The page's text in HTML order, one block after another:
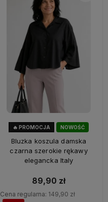
NOWOŚĆ
🔥 PROMOCJA
Bluzka koszula damska
czarna szerokie rękawy
elegancka Italy
89,90 zł
Cena regularna: 149,90 zł